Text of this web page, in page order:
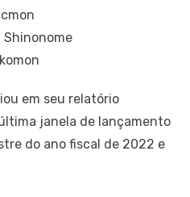
Shinonome
em seu relatório
janela de lançamento
do ano fiscal de 2022 e